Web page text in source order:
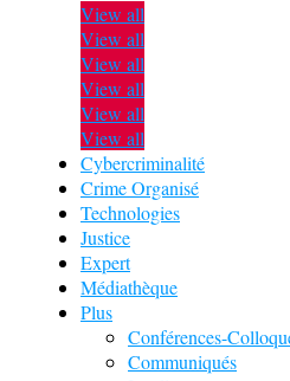
View all
View all
View all
View all
View all
View all
Cybercriminalité
Crime Organisé
Technologies
Justice
Expert
Médiathèque
Plus
Conférences-
Communiqués